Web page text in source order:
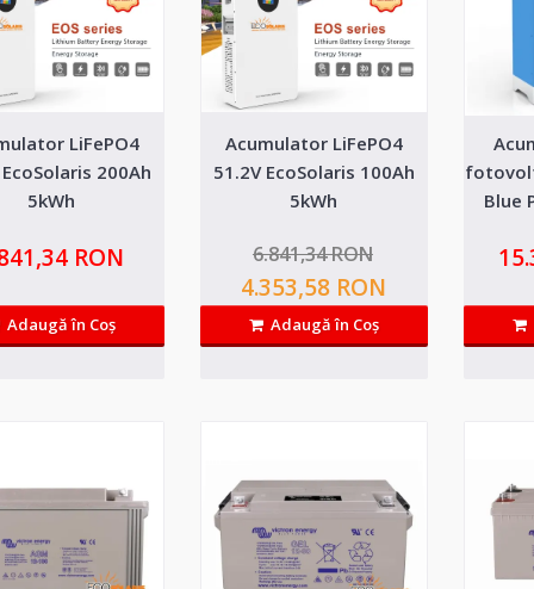
EVE de..
Acumulator LiFePO4 51.2V
Baterie LiFePO4 51.2V 100Ah 5.12kWh cu afisaj
EVE de..
*Pentru precomenzi aveti pret promotional si
luna februarie, p..
LiFePO4
200Ah
5kWh
RON
Adaugă în Coş
Acumulator LiFePO4
51.2V EcoSolaris 100Ah
5kWh
6.841,34 RON
4.353,58 RON
Adaugă în Coş
Blue